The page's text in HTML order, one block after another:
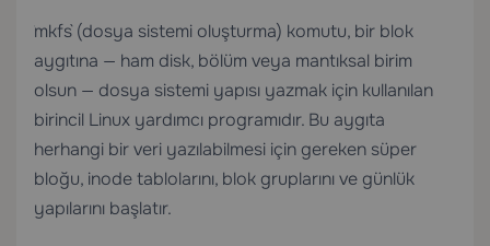
`mkfs` (dosya sistemi oluşturma) komutu, bir blok
aygıtına — ham disk, bölüm veya mantıksal birim
olsun — dosya sistemi yapısı yazmak için kullanılan
birincil Linux yardımcı programıdır. Bu aygıta
herhangi bir veri yazılabilmesi için gereken süper
bloğu, inode tablolarını, blok gruplarını ve günlük
yapılarını başlatır.